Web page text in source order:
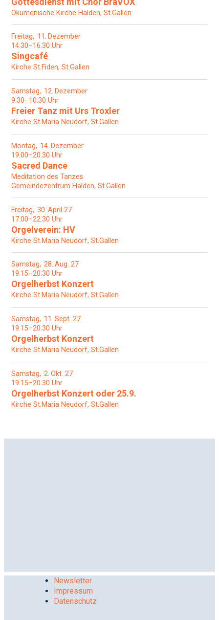
Ökumenische Kirche Halden, St.Gallen
Freitag 11
Dezember
14.30–16.30 Uhr
Singcafé
Kirche St.Fiden, St.Gallen
Samstag 12 Dezember
9.30–10.30 Uhr
Freier Tanz mit Urs Troxler
Kirche St.Maria Neudorf, St.Gallen
Montag 14 Dezember
19.00–20.30 Uhr
Sacred Dance
Meditation des Tanzes
Gemeindezentrum Halden, St.Gallen
Freitag 30 April 27
17.00–22.30 Uhr
Orgelverein: HV
Kirche St.Maria Neudorf, St.Gallen
Samstag 28 Aug. 27
19.15–20.30 Uhr
Orgelherbst Konzert
Kirche St.Maria Neudorf, St.Gallen
Samstag 11 Sept. 27
19.15–20.30 Uhr
Orgelherbst Konzert
Kirche St.Maria Neudorf, St.Gallen
Samstag 2 Okt. 27
19.15–20.30 Uhr
Orgelherbst Konzert oder 25.9.
Kirche St.Maria Neudorf, St.Gallen
Newsletter
Impressum
Datenschutz